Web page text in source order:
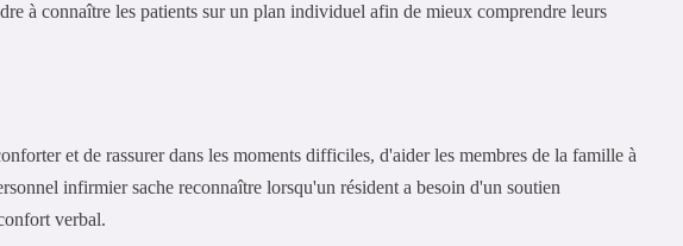
à connaître les patients sur un plan individuel afin de mieux comprendre leurs
et de rassurer dans les moments difficiles, d'aider les membres de la famille à
infirmier sache reconnaître lorsqu'un résident a besoin d'un soutien
verbal.